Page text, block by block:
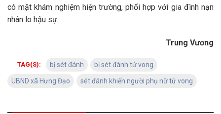
có mặt khám nghiệm hiện trường, phối hợp với gia đình nạn
nhân lo hậu sự.
Trung Vương
TAG(S): bị sét đánh bị sét đánh tử vong
UBND xã Hưng Đạo sét đánh khiến người phụ nữ tử vong